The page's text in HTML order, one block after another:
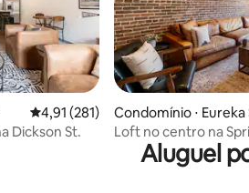
4,91 de uma avaliação média de 5,
4,91 (281)
Dickson St.
Condomínio ⋅ Eureka
sLoft no centro na
estacionamento,
Aluguel